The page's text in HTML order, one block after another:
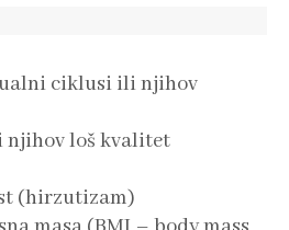
ciklusi ili njihov
njihov loš kvalitet
(hirzutizam)